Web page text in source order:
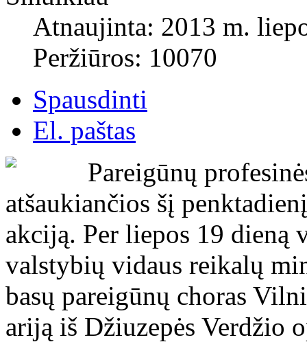
Atnaujinta: 2013 m.
Peržiūros: 10070
Spausdinti
El. paštas
Pareigūnų
atšaukiančios šį
akciją. Per liepos 19 dieną
valstybių vidaus reikalų
basų pareigūnų choras
ariją iš Džiuzepės Verdžio